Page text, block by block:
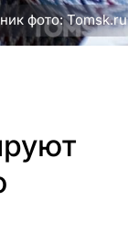
фото: Tomsk.ru